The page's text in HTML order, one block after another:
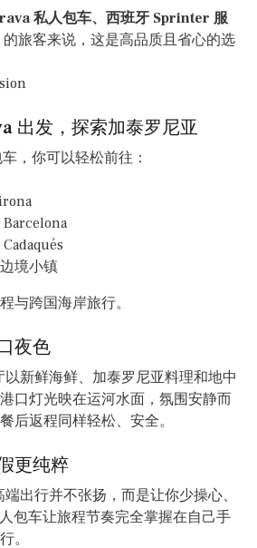
私人包车、西班牙 Sprinter 服
的旅客来说，这是高品质且省心的选
出发，探索加泰罗尼亚
，你可以轻松前往：
境小镇
与跨国海岸旅行。
夜色
新鲜海鲜、加泰罗尼亚料理和地中
口灯光映在运河水面，氛围安静而
后返程同样轻松、安全。
更纯粹
出行并不张扬，而是让你少操心、
包车让旅程节奏完全掌握在自己手
。